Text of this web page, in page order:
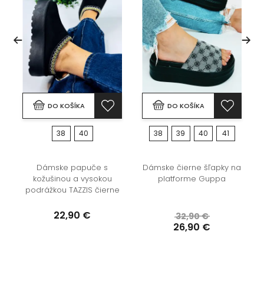
DO KOŠÍKA
38 40
Dámske papuče s
kožušinou a vysokou
podrážkou TAZZIS čierne
22,90 €
DO KOŠÍKA
38 39 40 41
Dámske čierne šľapky na
platforme Guppa
32,90 €
26,90 €